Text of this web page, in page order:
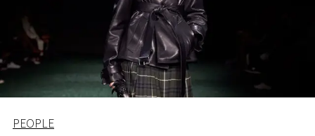
PEOPLE